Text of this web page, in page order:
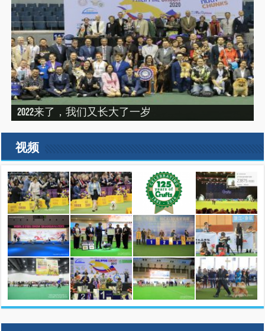
2022来了，我们又长大了一岁
建设专栏-2020年的冬天，俺们东北那场比赛
“震”撼之旅——2019印尼犬展之行（INDONEISA WINNER
SHOW 2019）
建设专栏-2019刚过一半，但是好像已经结束了。
2019美国143届西敏寺犬展随笔（三）
视频